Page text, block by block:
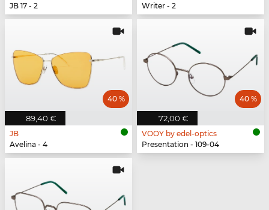
JB 17 - 2
Writer - 2
89,40 €
40 %
JB
Avelina - 4
72,00 €
40 %
VOOY by edel-optics
Presentation - 109-04